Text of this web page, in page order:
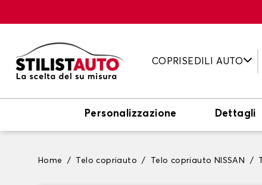
COPRISEDILI AUTO
Personalizzazione Dettagli
Home Telo copriauto Telo copriauto NISSAN